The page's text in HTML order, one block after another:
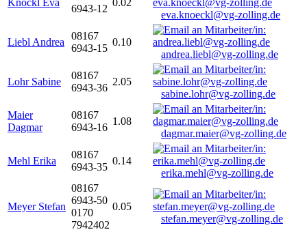
Knöckl Eva
6943-12
0.02
eva.knoeckl@vg-zolling.de
Liebl Andrea
08167
6943-15
0.10
andrea.liebl@vg-zolling.de
Lohr Sabine
08167
6943-36
2.05
sabine.lohr@vg-zolling.de
Maier
Dagmar
08167
6943-16
1.08
dagmar.maier@vg-zolling.de
Mehl Erika
08167
6943-35
0.14
erika.mehl@vg-zolling.de
Meyer Stefan
08167
6943-50
0170
7942402
0.05
stefan.meyer@vg-zolling.de